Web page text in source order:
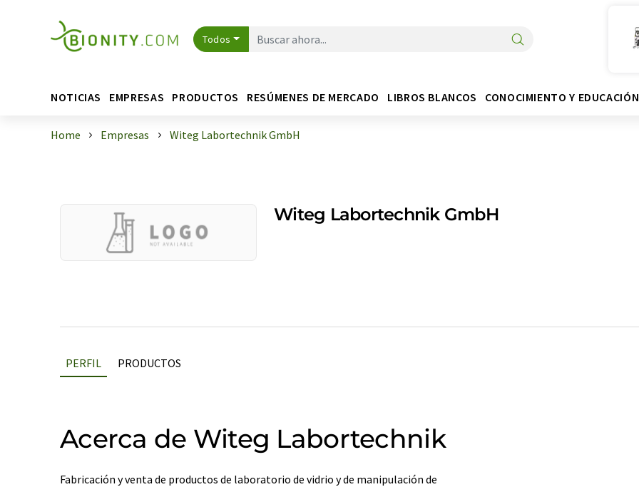
Todos
NOTICIAS EMPRESAS PRODUCTOS RESÚMENES DE MERCADO LIBROS BLANCOS CONOCIMIENTO Y EDUCACIÓN
Home Empresas Witeg Labortechnik GmbH
Witeg Labortechnik GmbH
PERFIL PRODUCTOS
Acerca de Witeg Labortechnik
Fabricación y venta de productos de laboratorio de vidrio y de manipulación de